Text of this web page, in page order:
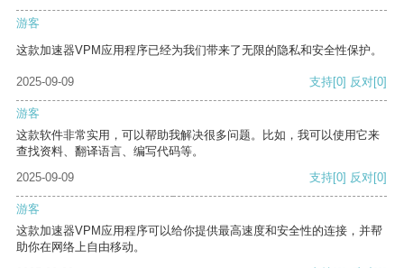
游客
这款加速器VPM应用程序已经为我们带来了无限的隐私和安全性保护。
2025-09-09 支持[0] 反对[0]
游客
这款软件非常实用，可以帮助我解决很多问题。比如，我可以使用它来
查找资料、翻译语言、编写代码等。
2025-09-09
支持[0] 反对[0]
游客
这款加速器VPM应用程序可以给你提供最高速度和安全性的连接，并帮
助你在网络上自由移动。